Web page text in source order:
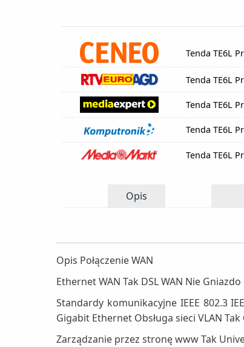
Tenda TE6L
Tenda TE6L
Tenda TE6L
Tenda TE6L
Tenda TE6L
Opis
Opis Połączenie WAN
Ethernet WAN Tak DSL WAN Nie
Standardy komunikacyjne IEEE 802.3
Gigabit Ethernet Obsługa sieci VLAN
Zarządzanie przez stronę www Tak